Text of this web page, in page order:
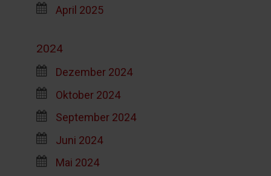
April 2025
2024
Dezember 2024
Oktober 2024
September 2024
Juni 2024
Mai 2024